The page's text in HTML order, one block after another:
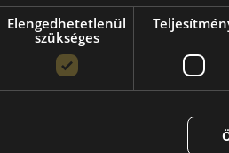
Elengedhetetlenül
szükséges